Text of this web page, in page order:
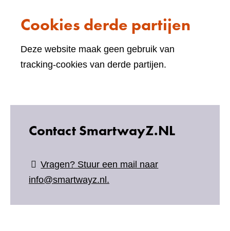
Cookies derde partijen
Deze website maak geen gebruik van
tracking-cookies van derde partijen.
Contact SmartwayZ.NL
Vragen? Stuur een mail naar
info@smartwayz.nl.